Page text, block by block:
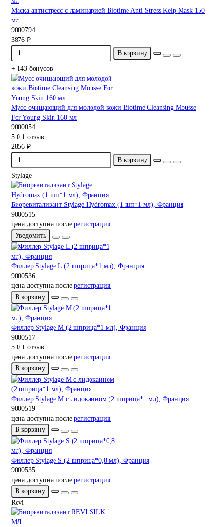
Маска антистресс с ламинарией Biotime Anti-Stress Kelp Mask 150
мл
9000794
3876 ₽
В корзину
+ 143 бонусов
Мусс очищающий для молодой кожи Biotime Cleansing Mousse
For Young Skin 160 мл
9000054
5.0 1 отзыв
2856 ₽
В корзину
Stylage
Биоревитализант Stylage Hydromax (1 шп*1 мл), Франция
9000515
цена доступна после регистрации
Уведомить
Филлер Stylage L (2 шприца*1 мл), Франция
9000536
цена доступна после регистрации
В корзину
Филлер Stylage M (2 шприца*1 мл), Франция
9000517
5.0 1 отзыв
цена доступна после регистрации
В корзину
Филлер Stylage M с лидокаином (2 шприца*1 мл), Франция
9000519
цена доступна после регистрации
В корзину
Филлер Stylage S (2 шприца*0,8 мл), Франция
9000535
цена доступна после регистрации
В корзину
Revi